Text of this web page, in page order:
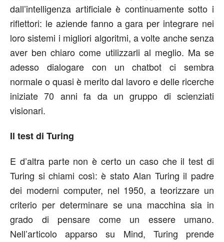
dall’intelligenza artificiale è continuamente sotto i
riflettori: le aziende fanno a gara per integrare nei
loro sistemi i migliori algoritmi, a volte anche senza
aver ben chiaro come utilizzarli al meglio. Ma se
adesso dialogare con un chatbot ci sembra
normale o quasi è merito dal lavoro e delle ricerche
iniziate 70 anni fa da un gruppo di scienziati
visionari.
Il test di Turing
E d’altra parte non è certo un caso che il test di
Turing si chiami così: è stato Alan Turing il padre
dei moderni computer, nel 1950, a teorizzare un
criterio per determinare se una macchina sia in
grado di pensare come un essere umano.
Nell’articolo apparso su Mind, Turing prende